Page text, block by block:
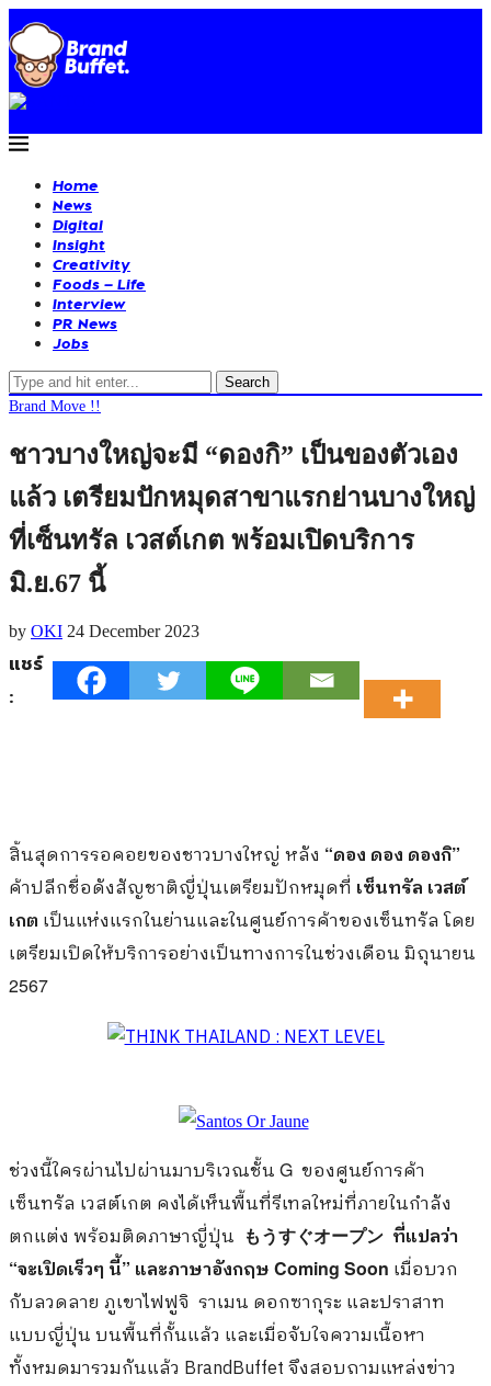
Home
News
Digital
Insight
Creativity
Foods – Life
Interview
PR News
Jobs
Search
Brand Move !!
ชาวบางใหญ่จะมี “ดองกิ” เป็นของตัวเอง
แล้ว เตรียมปักหมุดสาขาแรกย่านบางใหญ่
ที่เซ็นทรัล เวสต์เกต พร้อมเปิดบริการ
มิ.ย.67 นี้
by OKI 24 December 2023
แชร์
:
สิ้นสุดการรอคอยของชาวบางใหญ่ หลัง “ดอง ดอง ดองกิ”
ค้าปลีกชื่อดังสัญชาติญี่ปุ่นเตรียมปักหมุดที่ เซ็นทรัล เวสต์
เกต เป็นแห่งแรกในย่านและในศูนย์การค้าของเซ็นทรัล โดย
เตรียมเปิดให้บริการอย่างเป็นทางการในช่วงเดือน มิถุนายน
2567
ช่วงนี้ใครผ่านไปผ่านมาบริเวณชั้น G ของศูนย์การค้า
เซ็นทรัล เวสต์เกต คงได้เห็นพื้นที่รีเทลใหม่ที่ภายในกำลัง
ตกแต่ง พร้อมติดภาษาญี่ปุ่น
もうすぐオープン ที่แปลว่า
“จะเปิดเร็วๆ นี้” และภาษาอังกฤษ Coming Soon เมื่อบวก
กับลวดลาย ภูเขาไฟฟูจิ ราเมน ดอกซากุระ และปราสาท
แบบญี่ปุ่น บนพื้นที่กั้นแล้ว และเมื่อจับใจความเนื้อหา
ทั้งหมดมารวมกันแล้ว BrandBuffet จึงสอบถามแหล่งข่าว